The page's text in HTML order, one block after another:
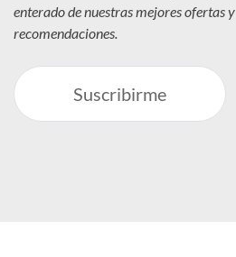
enterado de nuestras mejores ofertas y
recomendaciones.
Suscribirme